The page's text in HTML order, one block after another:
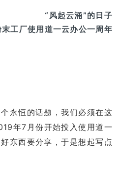
“风起云涌”的日子
工厂使用道一云办公一周年
永恒的话题，我们必须在这
年7月份开始投入使用道一
东西要分享，于是想起写点